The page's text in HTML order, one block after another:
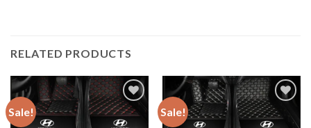
RELATED PRODUCTS
Sale!
Add to
wishlist
Sale!
Add to
wishlist